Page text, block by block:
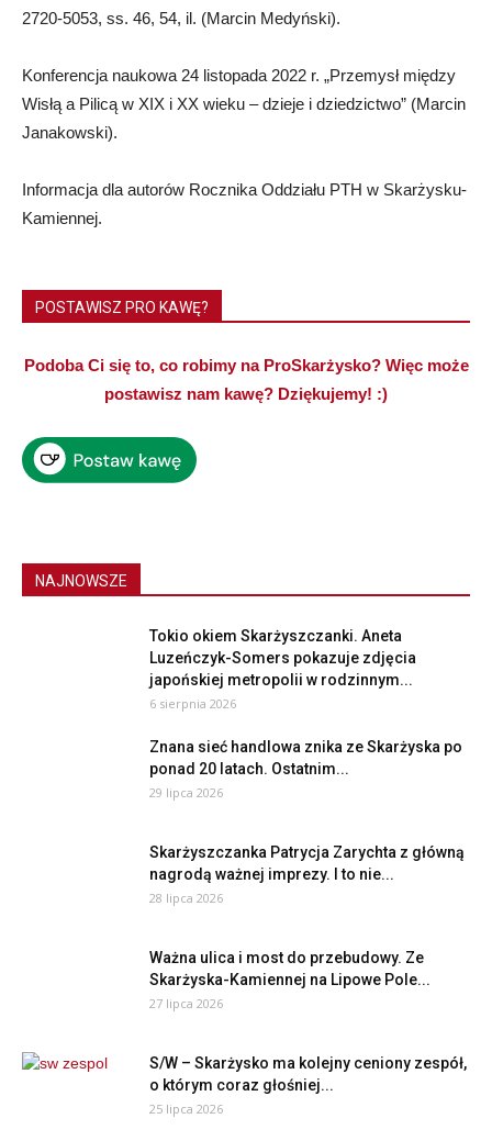
2720-5053, ss. 46, 54, il. (Marcin Medyński).
Konferencja naukowa 24 listopada 2022 r. „Przemysł między
Wisłą a Pilicą w XIX i XX wieku – dzieje i dziedzictwo” (Marcin
Janakowski).
Informacja dla autorów Rocznika Oddziału PTH w Skarżysku-
Kamiennej.
POSTAWISZ PRO KAWĘ?
Podoba Ci się to, co robimy na ProSkarżysko? Więc może
postawisz nam kawę? Dziękujemy! :)
NAJNOWSZE
Tokio okiem Skarżyszczanki. Aneta
Luzeńczyk-Somers pokazuje zdjęcia
japońskiej metropolii w rodzinnym...
6 sierpnia 2026
Znana sieć handlowa znika ze Skarżyska po
ponad 20 latach. Ostatnim...
29 lipca 2026
Skarżyszczanka Patrycja Zarychta z główną
nagrodą ważnej imprezy. I to nie...
28 lipca 2026
Ważna ulica i most do przebudowy. Ze
Skarżyska-Kamiennej na Lipowe Pole...
27 lipca 2026
S/W – Skarżysko ma kolejny ceniony zespół,
o którym coraz głośniej...
25 lipca 2026